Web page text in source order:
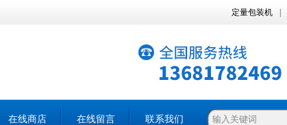
定量包装机
在线商店 在线留言 联系我们